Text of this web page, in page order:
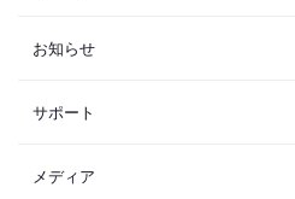
お知らせ
サポート
メディア